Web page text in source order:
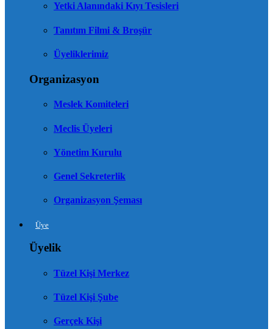
Yetki Alanındaki Kıyı Tesisleri
Tanıtım Filmi & Broşür
Üyeliklerimiz
Organizasyon
Meslek Komiteleri
Meclis Üyeleri
Yönetim Kurulu
Genel Sekreterlik
Organizasyon Şeması
Üye
Üyelik
Tüzel Kişi Merkez
Tüzel Kişi Şube
Gerçek Kişi